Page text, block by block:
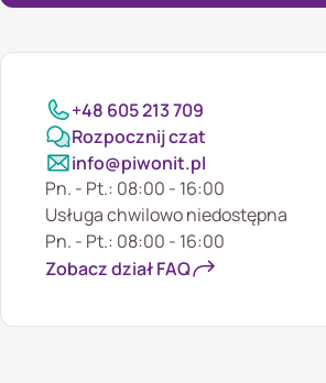
+48 605 213 709
Rozpocznij czat
info@piwonit.pl
Pn. - Pt.: 08:00 - 16:00
Usługa chwilowo niedostępna
Pn. - Pt.: 08:00 - 16:00
Zobacz dział FAQ